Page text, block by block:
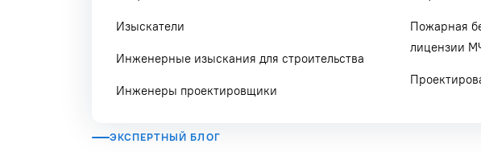
Изыскатели
Инженерные изыскания для строительства
Инженеры проектировщики
Пожарная
лицензии
ЭКСПЕРТНЫЙ БЛОГ